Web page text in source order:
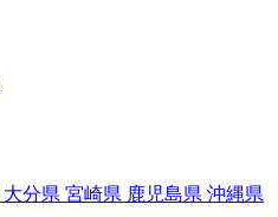
大分県 宮崎県 鹿児島県 沖縄県